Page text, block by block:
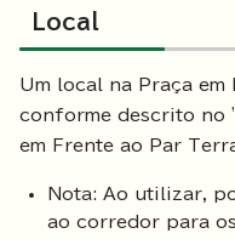
Local
Um local na Praça em
conforme descrito no
em Frente ao Par
Nota: Ao utilizar,
ao corredor para